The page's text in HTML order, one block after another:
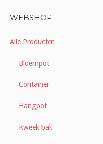
WEBSHOP
Alle Producten
Bloempot
Container
Hangpot
Kweek bak